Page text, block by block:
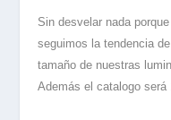
Sin desvelar nada
seguimos la tendencia
tamaño de nuestras
Además el catalogo será